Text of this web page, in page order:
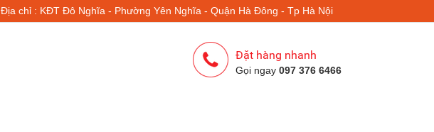
Địa chỉ : KĐT Đô Nghĩa - Phường Yên Nghĩa - Quận Hà Đông - Tp Hà Nội
Đặt hàng nhanh
Gọi ngay 097 376 6466